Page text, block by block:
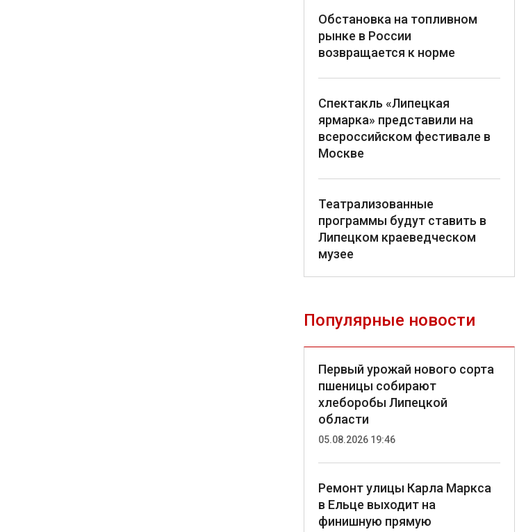
Обстановка на топливном
рынке в России
возвращается к норме
Спектакль «Липецкая
ярмарка» представили на
всероссийском фестивале в
Москве
Театрализованные
программы будут ставить в
Липецком краеведческом
музее
Популярные новости
Первый урожай нового сорта
пшеницы собирают
хлеборобы Липецкой
области
05.08.2026 19:46
Ремонт улицы Карла Маркса
в Ельце выходит на
финишную прямую